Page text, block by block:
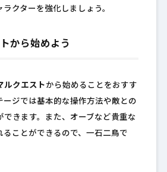
クターを強化しましょう。
から始めよう
ルクエスト から始めることをおすす
ージでは基本的な操作方法や敵との
できます。また、オーブなど貴重な
ることができるので、一石二鳥で